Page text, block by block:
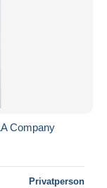
Company
Privatperson